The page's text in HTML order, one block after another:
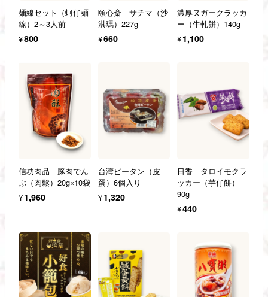
麺線セット（蚵仔麺
線）2～3人前
¥800
頤心斎 サチマ（沙
淇瑪）227g
¥660
濃厚ヌガークラッカ
ー（牛軋餅）140g
¥1,100
信功肉品 豚肉でん
ぶ（肉鬆）20g×10袋
¥1,960
台湾ピータン（皮
蛋）6個入り
¥1,320
日香 タロイモクラ
ッカー（芋仔餅）
90g
¥440